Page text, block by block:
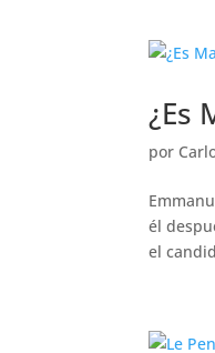
¿Es
por
él
el